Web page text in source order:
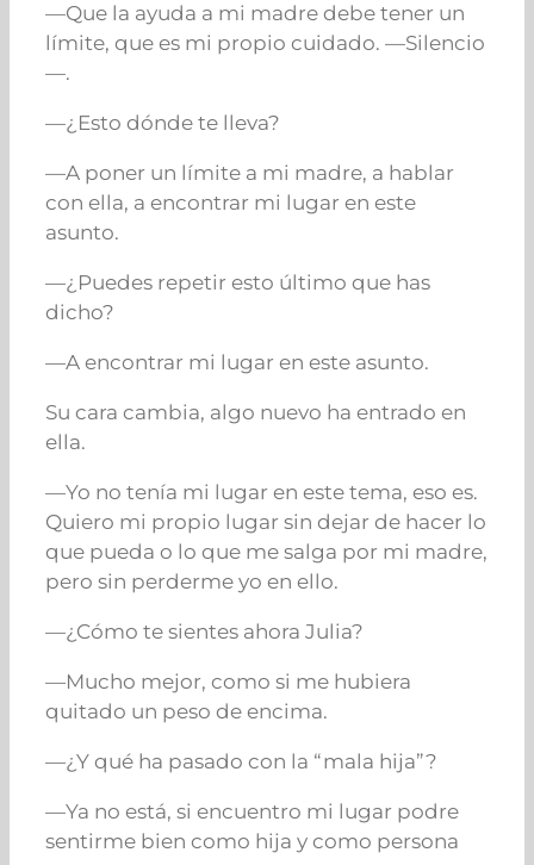
—Que la ayuda a mi madre debe tener un
límite, que es mi propio cuidado. —Silencio
—.
—¿Esto dónde te lleva?
—A poner un límite a mi madre, a hablar
con ella, a encontrar mi lugar en este
asunto.
—¿Puedes repetir esto último que has
dicho?
—A encontrar mi lugar en este asunto.
Su cara cambia, algo nuevo ha entrado en
ella.
—Yo no tenía mi lugar en este tema, eso es.
Quiero mi propio lugar sin dejar de hacer lo
que pueda o lo que me salga por mi madre,
pero sin perderme yo en ello.
—¿Cómo te sientes ahora Julia?
—Mucho mejor, como si me hubiera
quitado un peso de encima.
—¿Y qué ha pasado con la “mala hija”?
—Ya no está, si encuentro mi lugar podre
sentirme bien como hija y como persona